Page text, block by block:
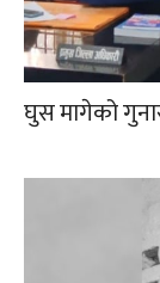
घुस मागेको